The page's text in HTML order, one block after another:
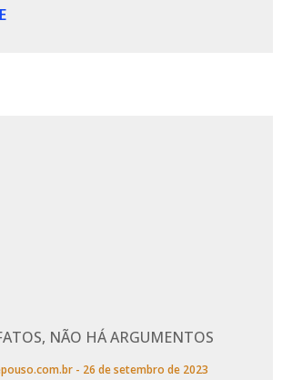
NÃO HÁ ARGUMENTOS
26 de setembro de 2023